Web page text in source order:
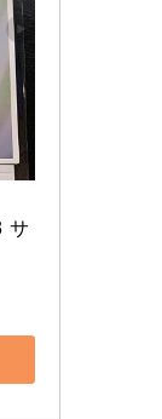
サ